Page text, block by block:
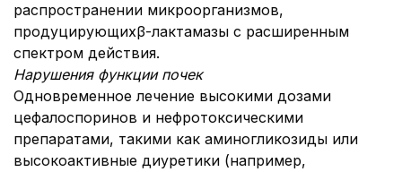
распространении микроорганизмов,
продуцирующихβ-лактамазы с расширенным
спектром действия.
Нарушения функции почек
Одновременное лечение высокими дозами
цефалоспоринов и нефротоксическими
препаратами, такими как аминогликозиды или
высокоактивные диуретики (например,